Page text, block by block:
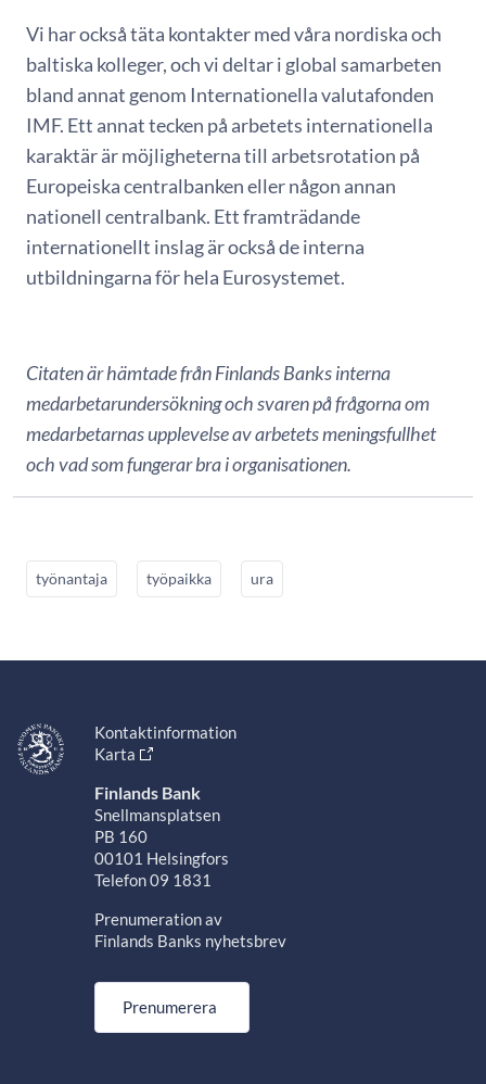
Vi har också täta kontakter med våra nordiska och
baltiska kolleger, och vi deltar i global samarbeten
bland annat genom Internationella valutafonden
IMF. Ett annat tecken på arbetets internationella
karaktär är möjligheterna till arbetsrotation på
Europeiska centralbanken eller någon annan
nationell centralbank. Ett framträdande
internationellt inslag är också de interna
utbildningarna för hela Eurosystemet.
Citaten är hämtade från Finlands Banks interna
medarbetarundersökning och svaren på frågorna om
medarbetarnas upplevelse av arbetets meningsfullhet
och vad som fungerar bra i organisationen.
työnantaja työpaikka ura
Kontaktinformation
Karta
Finlands Bank
Snellmansplatsen
PB 160
00101 Helsingfors
Telefon 09 1831
Prenumeration av
Finlands Banks nyhetsbrev
Prenumerera